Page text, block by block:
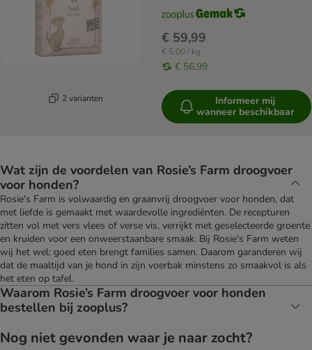
2 varianten
€ 59,99
€ 5,00 / kg
€ 56,99
Informeer mij
wanneer beschikbaar
Wat zijn de voordelen van Rosie’s Farm droogvoer
voor honden?
Rosie's Farm is volwaardig en graanvrij droogvoer voor honden, dat
met liefde is gemaakt met waardevolle ingrediënten. De recepturen
zitten vol met vers vlees of verse vis, verrijkt met geselecteerde groente
en kruiden voor een onweerstaanbare smaak. Bij Rosie's Farm weten
wij het wel: goed eten brengt families samen. Daarom garanderen wij
dat de maaltijd van je hond in zijn voerbak minstens zo smaakvol is als
het eten op tafel.
Waarom Rosie’s Farm droogvoer voor honden
bestellen bij zooplus?
Nog niet gevonden waar je naar zocht?